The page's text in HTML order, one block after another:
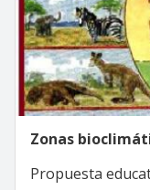
Zonas
Propuesta